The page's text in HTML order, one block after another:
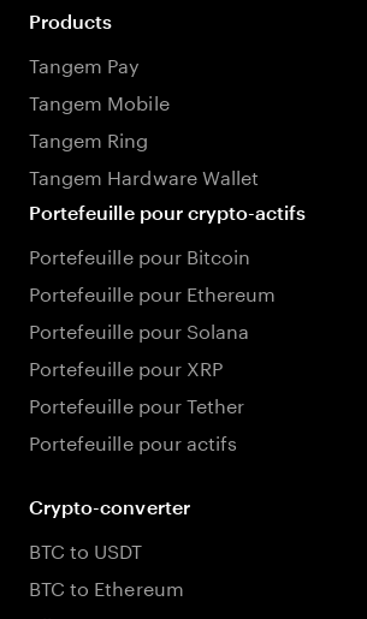
Products
Tangem Pay
Tangem Mobile
Tangem Ring
Tangem Hardware Wallet
Portefeuille pour crypto-actifs
Portefeuille pour Bitcoin
Portefeuille pour Ethereum
Portefeuille pour Solana
Portefeuille pour XRP
Portefeuille pour Tether
Portefeuille pour actifs
Crypto-converter
BTC to USDT
BTC to Ethereum